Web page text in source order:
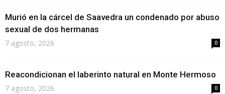
Murió en la cárcel de Saavedra un condenado por abuso
sexual de dos hermanas
7 agosto, 2026 0
Reacondicionan el laberinto natural en Monte Hermoso
7 agosto, 2026 0